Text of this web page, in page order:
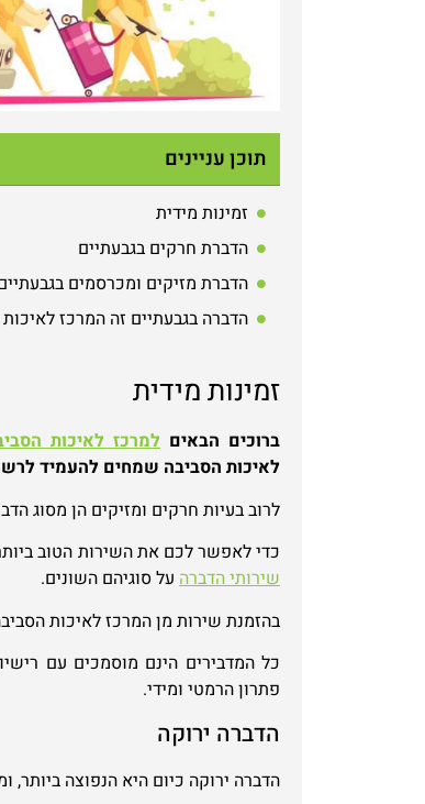
תוכן עניינים
זמינות מידית
הדברת חרקים בגבעתיים
הדברת מזיקים ומכרסמים
הדברה בגבעתיים זה המרכז
זמינות מידית
ברוכים הבאים למרכז לאיכות
לאיכות הסביבה שמחים להעמיד לרשות
לרוב בעיות חרקים ומזיקים הן מסוג
כדי לאפשר לכם את השירות הטוב
שירותי הדברה על סוגיהם השונים.
בהזמנת שירות מן המרכז לאיכות
כל המדבירים הינם מוסמכים עם
פתרון הרמטי ומידי.
הדברה ירוקה
הדברה ירוקה כיום היא הנפוצה